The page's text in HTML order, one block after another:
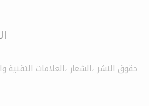
حقوق النشر ،الشعار ،العلامات التقنية